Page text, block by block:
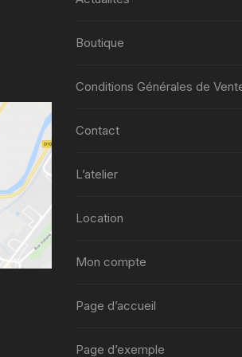
page
produitBoutique
Conditions Générales de
Contact
L’atelier
Location
Mon compte
Page d’accueil
Page d’exemple